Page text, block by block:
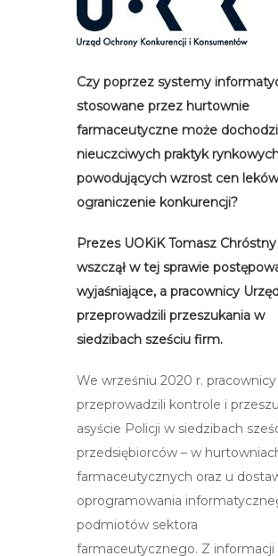
Czy poprzez systemy
stosowane przez hurtownie
farmaceutyczne może
nieuczciwych praktyk
powodujących wzrost cen
ograniczenie konkurencji?
Prezes UOKiK Tomasz Chróstny
wszczął w tej sprawie
wyjaśniające, a pracownicy
przeprowadzili przeszukania w
siedzibach sześciu firm.
We wrześniu 2020 r.
przeprowadzili kontrole i
asyście Policji w siedzibach
przedsiębiorców – w
farmaceutycznych oraz u
oprogramowania
podmiotów sektora
farmaceutycznego. Z informacji